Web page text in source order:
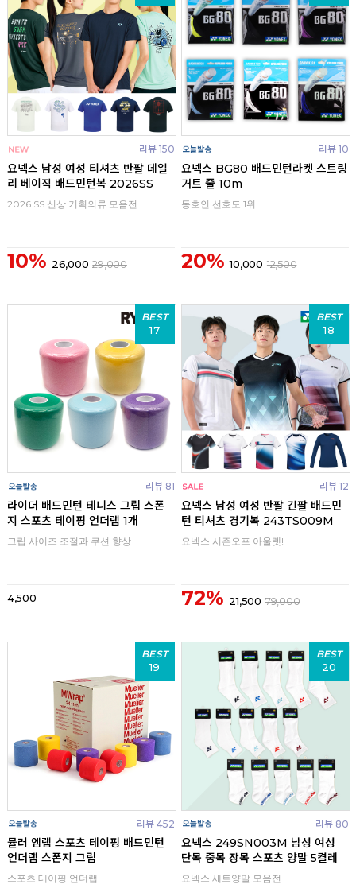
리뷰 150
요넥스 남성 여성 티셔츠 반팔 데일
리 베이직 배드민턴복 2026SS
2026 SS 신상 기획의류 모음전
10% 26,000 29,000
리뷰 10
요넥스 BG80 배드민턴라켓 스트링
거트 줄 10m
동호인 선호도 1위
20% 10,000 12,500
BEST
17
리뷰 81
라이더 배드민턴 테니스 그립 스폰
지 스포츠 테이핑 언더랩 1개
그립 사이즈 조절과 쿠션 향상
4,500
BEST
18
리뷰 12
요넥스 남성 여성 반팔 긴팔 배드민
턴 티셔츠 경기복 243TS009M
요넥스 시즌오프 아울렛!
72% 21,500 79,000
BEST
19
리뷰 452
뮬러 엠랩 스포츠 테이핑 배드민턴
언더랩 스폰지 그립
스포츠 테이핑 언더랩
BEST
20
리뷰 80
요넥스 249SN003M 남성 여성
단목 중목 장목 스포츠 양말 5켤레
요넥스 세트양말 모음전